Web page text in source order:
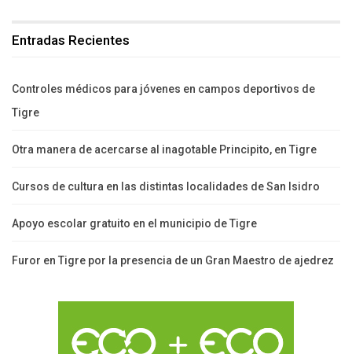
Entradas Recientes
Controles médicos para jóvenes en campos deportivos de
Tigre
Otra manera de acercarse al inagotable Principito, en Tigre
Cursos de cultura en las distintas localidades de San Isidro
Apoyo escolar gratuito en el municipio de Tigre
Furor en Tigre por la presencia de un Gran Maestro de ajedrez